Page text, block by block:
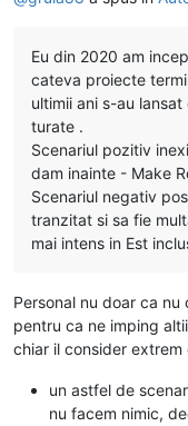
Eu din 2020 am
cateva proiecte
ultimii ani s-au
turate .
Scenariul pozitiv
dam inainte - Make
Scenariul negativ
tranzitat si sa fie
mai intens in Est
Personal nu doar ca
pentru ca ne imping
chiar il consider extrem
un astfel de
nu facem nimic,